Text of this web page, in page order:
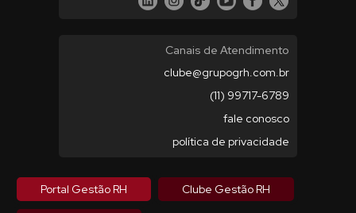
Canais de Atendimento
clube@grupogrh.com.br
(11) 99717-6789
fale conosco
política de privacidade
Portal Gestão RH Clube Gestão RH